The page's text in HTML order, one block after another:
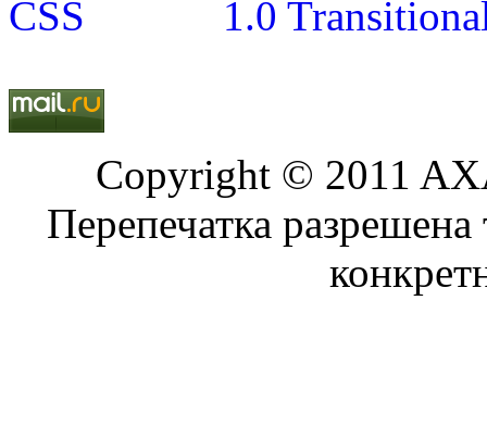
Copyright © 2011
Перепечатка